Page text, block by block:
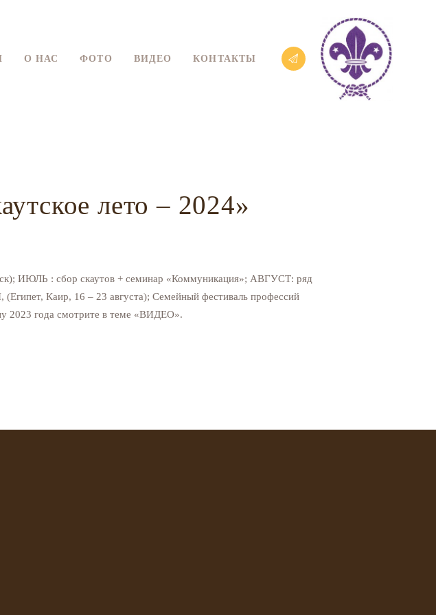
О НАС ФОТО ВИДЕО КОНТАКТЫ
лето – 2024»
ИЮЛЬ : сбор скаутов + семинар «Коммуникация»; АВГУСТ: ряд
Каир, 16 – 23 августа); Семейный фестиваль профессий
2023 года смотрите в теме «ВИДЕО».